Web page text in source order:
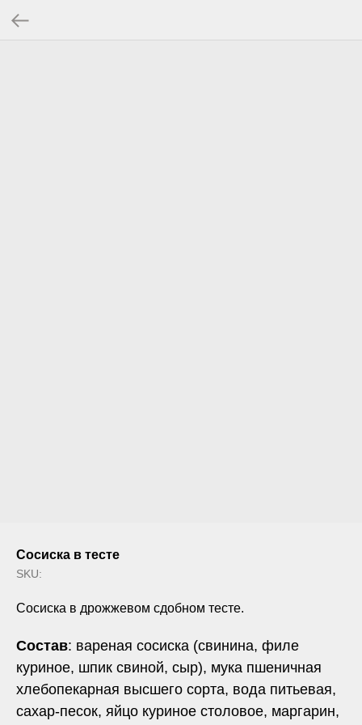
Сосиска в тесте
SKU:
Сосиска в дрожжевом сдобном тесте.
Состав: вареная сосиска (свинина, филе
куриное, шпик свиной, сыр), мука пшеничная
хлебопекарная высшего сорта, вода питьевая,
сахар-песок, яйцо куриное столовое, маргарин,